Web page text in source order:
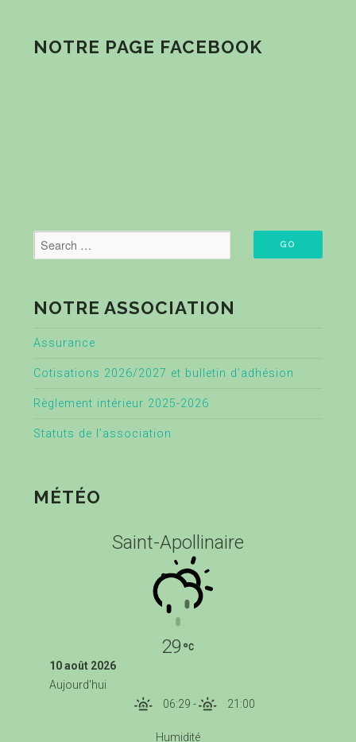
NOTRE PAGE FACEBOOK
NOTRE ASSOCIATION
Assurance
Cotisations 2026/2027 et bulletin d’adhésion
Règlement intérieur 2025-2026
Statuts de l’association
MÉTÉO
Saint-Apollinaire
29
10 août 2026
Aujourd'hui
06:29 - 21:00
Humidité